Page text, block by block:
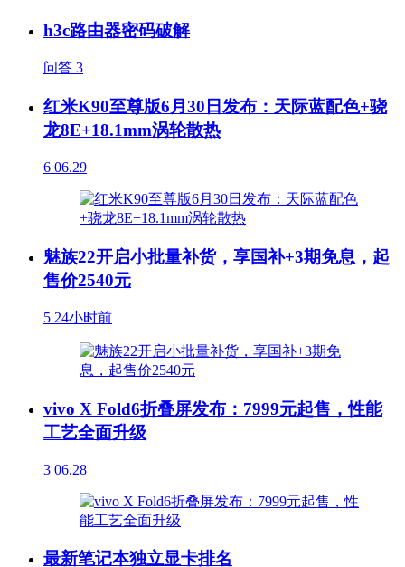
h3c路由器密码破解
问答 3
红米K90至尊版6月30日发布：天际蓝配色+骁
龙8E+18.1mm涡轮散热
6 06.29
魅族22开启小批量补货，享国补+3期免息，起
售价2540元
5 24小时前
vivo X Fold6折叠屏发布：7999元起售，性能
工艺全面升级
3 06.28
最新笔记本独立显卡排名